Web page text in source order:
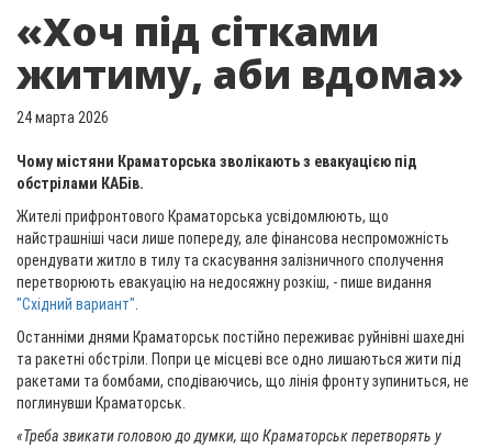
«Хоч під сітками
житиму, аби вдома»
24 марта 2026
Чому містяни Краматорська зволікають з евакуацією під
обстрілами КАБів.
Жителі прифронтового Краматорська усвідомлюють, що
найстрашніші часи лише попереду, але фінансова неспроможність
орендувати житло в тилу та скасування залізничного сполучення
перетворюють евакуацію на недосяжну розкіш, - пише видання
"Східний вариант"
Останніми днями Краматорськ постійно переживає руйнівні шахедні
та ракетні обстріли. Попри це місцеві все одно лишаються жити під
ракетами та бомбами, сподіваючись, що лінія фронту зупиниться, не
поглинувши Краматорськ.
«Треба звикати головою до думки, що Краматорськ перетворять у